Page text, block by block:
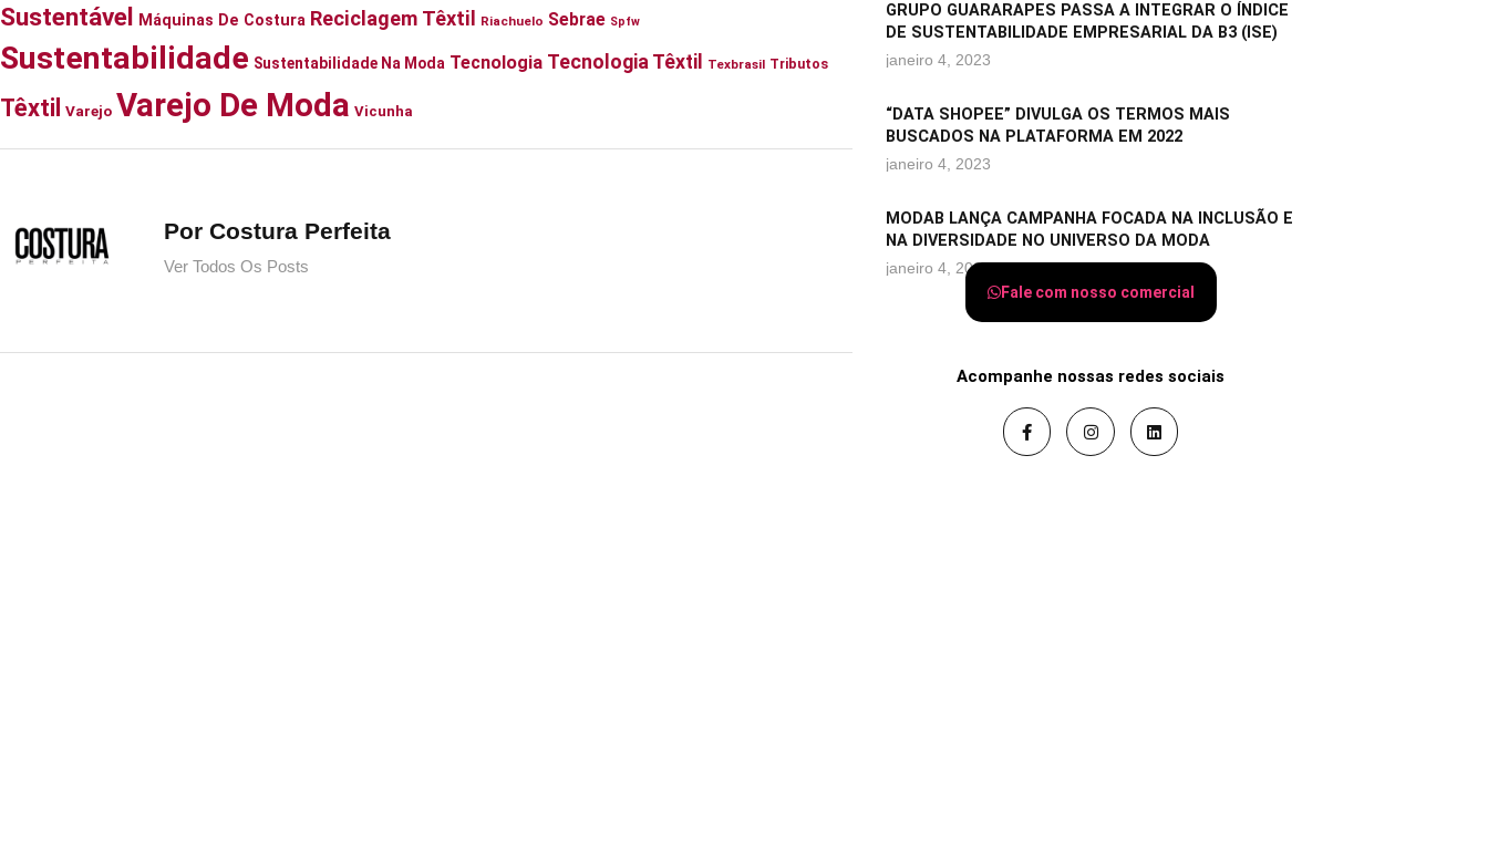
Sustentável Máquinas De Costura Reciclagem Têxtil Riachuelo Sebrae Spfw
Sustentabilidade Sustentabilidade Na Moda Tecnologia Tecnologia Têxtil Texbrasil Tributos
Têxtil Varejo Varejo De Moda Vicunha
Por Costura Perfeita
Ver Todos Os Posts
GRUPO GUARARAPES PASSA A INTEGRAR O ÍNDICE
DE SUSTENTABILIDADE EMPRESARIAL DA B3 (ISE)
janeiro 4, 2023
“DATA SHOPEE” DIVULGA OS TERMOS MAIS
BUSCADOS NA PLATAFORMA EM 2022
janeiro 4, 2023
MODAB LANÇA CAMPANHA FOCADA NA INCLUSÃO E
NA DIVERSIDADE NO UNIVERSO DA MODA
janeiro 4, 2023
Fale com nosso comercial
Acompanhe nossas redes sociais